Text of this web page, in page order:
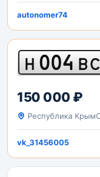
autonomer74
Н 004 ВС
150 000 ₽
Республика Крым
vk_31456005